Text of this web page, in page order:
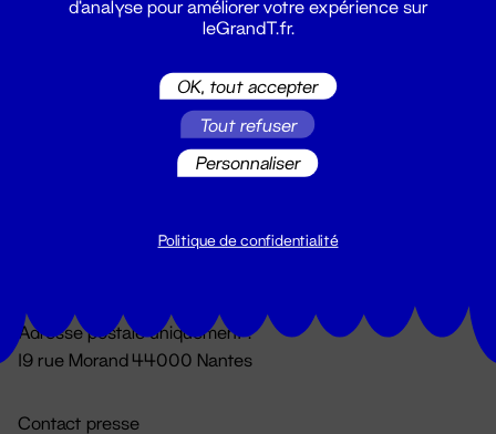
Du lundi au vendredi 14h → 18h
Adresse postale uniquement :
19 rue Morand 44000 Nantes
Contact presse
d'analyse pour améliorer votre expérience sur
leGrandT.fr.
OK, tout accepter
Tout refuser
Personnaliser
Politique de confidentialité